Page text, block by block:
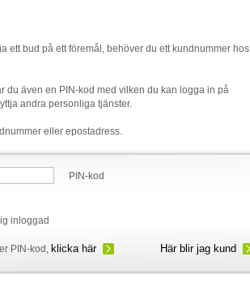
ett bud på ett föremål, behöver du ett kundnummer hos
du även en PIN-kod med vilken du kan logga in på
andra personliga tjänster.
eller epostadress.
PIN-kod
inloggad
PIN-kod, klicka här Här blir jag kund